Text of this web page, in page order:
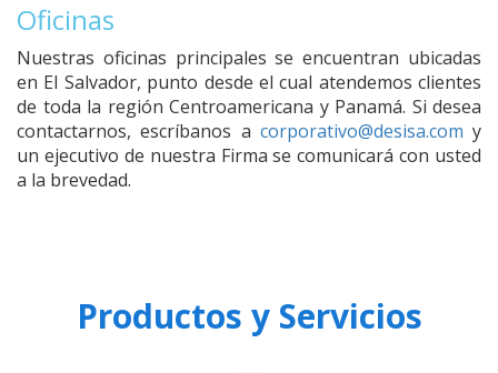
Oficinas
Nuestras oficinas principales se encuentran ubicadas
en El Salvador, punto desde el cual atendemos clientes
de toda la región Centroamericana y Panamá. Si desea
contactarnos, escríbanos a corporativo@desisa.com y
un ejecutivo de nuestra Firma se comunicará con usted
a la brevedad.
Productos y Servicios